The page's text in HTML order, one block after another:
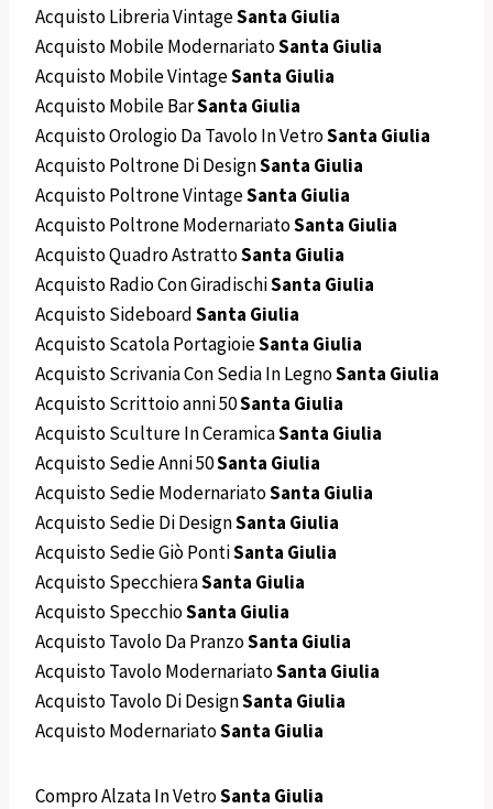
Acquisto Libreria VintageSanta Giulia
Acquisto Mobile ModernariatoSanta Giulia
Acquisto Mobile VintageSanta Giulia
Acquisto Mobile BarSanta Giulia
Acquisto Orologio Da Tavolo In VetroSanta Giulia
Acquisto Poltrone Di DesignSanta Giulia
Acquisto Poltrone VintageSanta Giulia
Acquisto Poltrone ModernariatoSanta Giulia
Acquisto Quadro AstrattoSanta Giulia
Acquisto Radio Con GiradischiSanta Giulia
Acquisto SideboardSanta Giulia
Acquisto Scatola PortagioieSanta Giulia
Acquisto Scrivania Con Sedia In LegnoSanta Giulia
Acquisto Scrittoio anni 50Santa Giulia
Acquisto Sculture In CeramicaSanta Giulia
Acquisto Sedie Anni 50Santa Giulia
Acquisto Sedie ModernariatoSanta Giulia
Acquisto Sedie Di DesignSanta Giulia
Acquisto Sedie Giò PontiSanta Giulia
Acquisto SpecchieraSanta Giulia
Acquisto SpecchioSanta Giulia
Acquisto Tavolo Da PranzoSanta Giulia
Acquisto Tavolo ModernariatoSanta Giulia
Acquisto Tavolo Di DesignSanta Giulia
Acquisto ModernariatoSanta Giulia
Compro Alzata In VetroSanta Giulia